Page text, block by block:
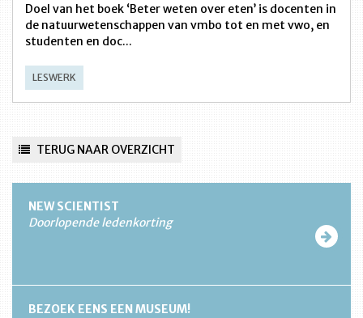
Doel van het boek ‘Beter weten over eten’ is docenten in
de natuurwetenschappen van vmbo tot en met vwo, en
studenten en doc...
LESWERK
TERUG NAAR OVERZICHT
NEW SCIENTIST
Doorlopende ledenkorting
BEZOEK EENS EEN MUSEUM!